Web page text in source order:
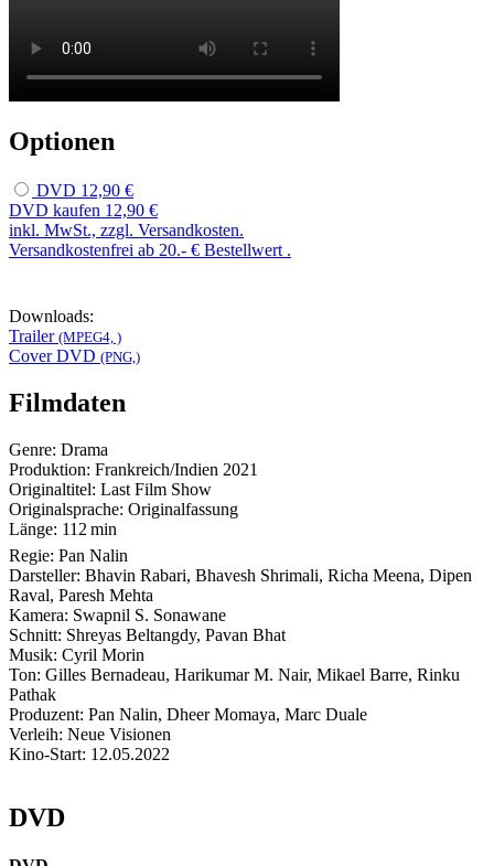
Optionen
DVD 12,90 €
DVD kaufen 12,90 €
inkl. MwSt., zzgl. Versandkosten.
Versandkostenfrei ab 20.- € Bestellwert .
Downloads:
Trailer (MPEG4, )
Cover DVD (PNG,)
Filmdaten
Genre: Drama
Produktion: Frankreich/Indien 2021
Originaltitel: Last Film Show
Originalsprache: Originalfassung
Länge: 112 min
Regie: Pan Nalin
Darsteller: Bhavin Rabari, Bhavesh Shrimali, Richa Meena, Dipen
Raval, Paresh Mehta
Kamera: Swapnil S. Sonawane
Schnitt: Shreyas Beltangdy, Pavan Bhat
Musik: Cyril Morin
Ton: Gilles Bernadeau, Harikumar M. Nair, Mikael Barre, Rinku
Pathak
Produzent: Pan Nalin, Dheer Momaya, Marc Duale
Verleih: Neue Visionen
Kino-Start: 12.05.2022
DVD